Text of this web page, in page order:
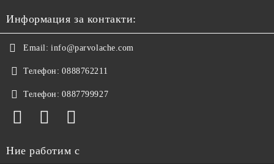
Информация за контакти:
Email: info@parvolache.com
Телефон: 0888762211
Телефон: 0887799927
Ние работим с